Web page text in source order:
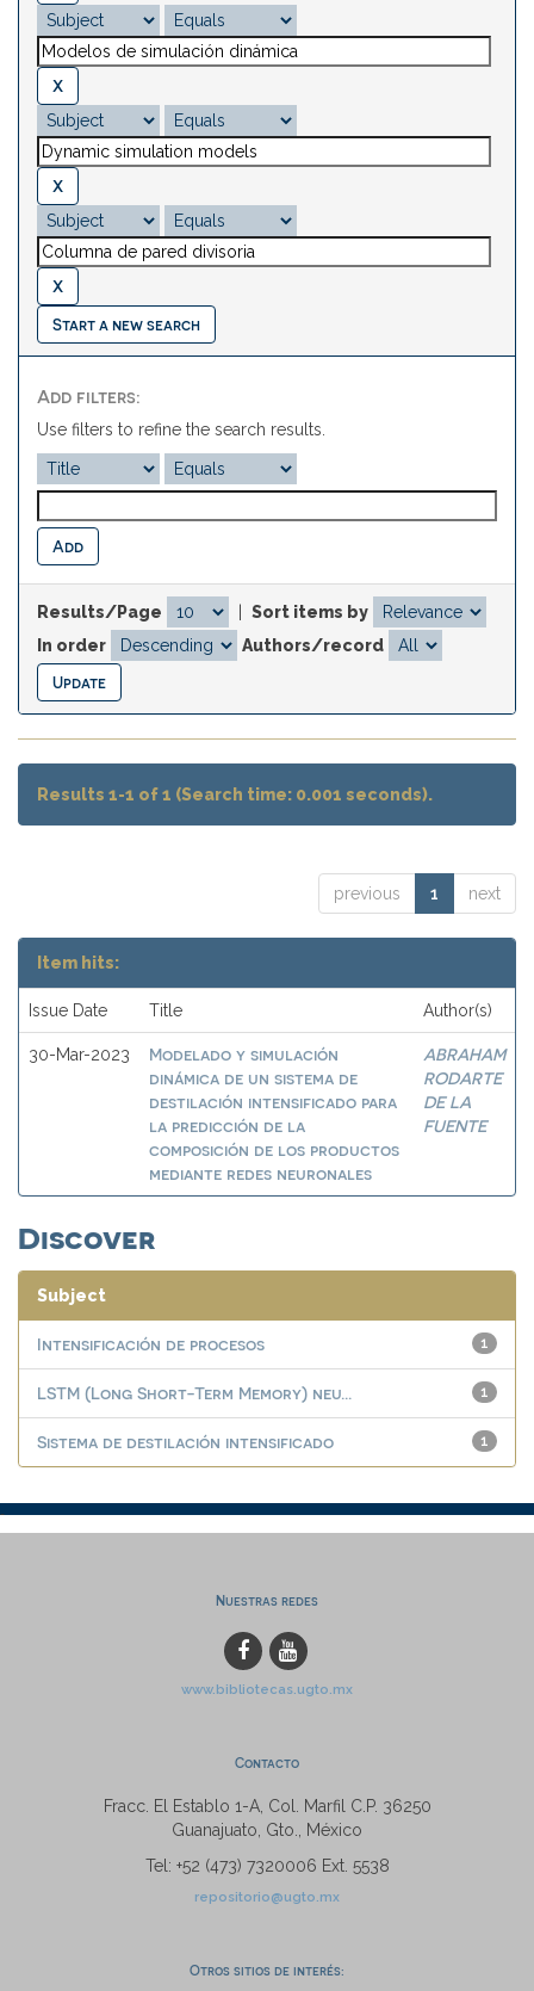
Start a new search
Add filters:
Use filters to refine the search results.
Results/Page
Sort items by
In order
Authors/record
Results 1-1 of 1 (Search time: 0.001 seconds).
previous 1 next
Item hits:
Issue Date Title Author(s)
30-Mar-2023
Modelado y simulación
dinámica de un sistema de
destilación intensificado para
la predicción de la
composición de los productos
mediante redes neuronales
ABRAHAM
RODARTE
DE LA
FUENTE
Discover
Subject
1
Intensificación de procesos
1
LSTM (Long Short-Term Memory) neu...
1
Sistema de destilación intensificado
Nuestras redes
www.bibliotecas.ugto.mx
Contacto
Fracc. El Establo 1-A, Col. Marfil C.P. 36250
Guanajuato, Gto., México
Tel: +52 (473) 7320006 Ext. 5538
repositorio@ugto.mx
Otros sitios de interés: